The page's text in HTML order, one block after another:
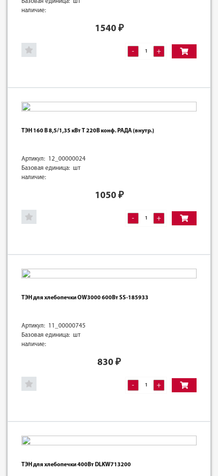
наличие:
1540₽
- +
ТЭН 160 В 8,5/1,35 кВт Т 220В конф. РАДА (внутр.)
Артикул: 12_00000024
Базовая единица: шт
наличие:
1050₽
- +
ТЭН для хлебопечки OW3000 600Вт SS-185933
Артикул: 11_00000745
Базовая единица: шт
наличие:
830 ₽
- +
ТЭН для хлебопечки 400Вт DLKW713200